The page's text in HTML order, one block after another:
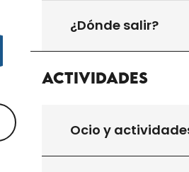
¿Dónde salir?
Actividades
Ocio y